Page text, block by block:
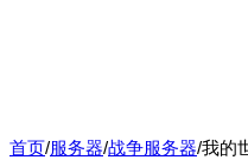
首页/服务器/战争服务器/我的